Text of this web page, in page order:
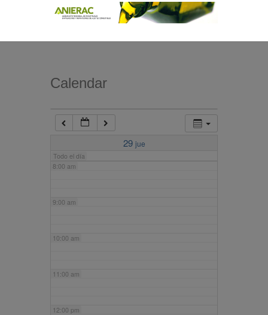
Calendar
29 jue
Todo el día
7:00 am
8:00 am
9:00 am
10:00 am
11:00 am
12:00 pm